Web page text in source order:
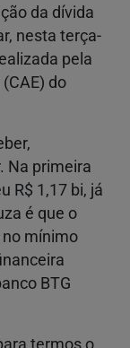
da dívida
nesta terça-
pela
do
Na primeira
R$ 1,17 bi, já
é que o
mínimo
BTG